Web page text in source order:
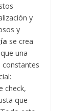
y
y
se crea
una
constantes
check,
que